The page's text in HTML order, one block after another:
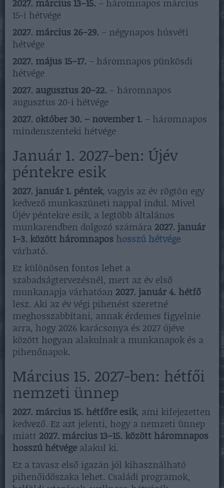
2027. március 13–15. – háromnapos március
15-i hétvége
2027. március 26–29. – négynapos húsvéti
hétvége
2027. május 15–17. – háromnapos pünkösdi
hétvége
2027. augusztus 20–22. – háromnapos
augusztus 20-i hétvége
2027. október 30. – november 1. – háromnapos
mindenszenteki hétvége
Január 1. 2027-ben: Újév
péntekre esik
2027. január 1. péntek, vagyis az év rögtön egy
kedvező munkaszüneti nappal indul. Mivel
Újév péntekre esik, a legtöbb általános
munkarendben dolgozó számára 2027. január
1–3. között háromnapos hosszú hétvége
várható.
Ez különösen fontos lehet a
szabadságtervezésnél, mert az év első
munkanapja várhatóan 2027. január 4. hétfő
lesz. Aki az év végi pihenést szeretné
meghosszabbítani, annak érdemes figyelnie
arra, hogy 2026 karácsonya és 2027 újéve
között hogyan alakulnak a munkanapok és a
pihenőnapok.
Március 15. 2027-ben: hétfői
nemzeti ünnep
2027. március 15. hétfőre esik, ami kifejezetten
kedvező. Ez azt jelenti, hogy a nemzeti ünnep
miatt 2027. március 13–15. között háromnapos
hosszú hétvége alakul ki.
Ez a tavasz első igazán jól kihasználható
pihenőidőszaka lehet. Családi programok,